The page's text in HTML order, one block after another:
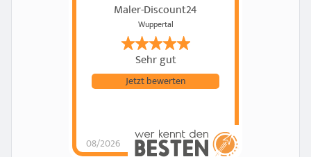
Maler-Discount24
Wuppertal
Sehr gut
08/2026
Jetzt bewerten